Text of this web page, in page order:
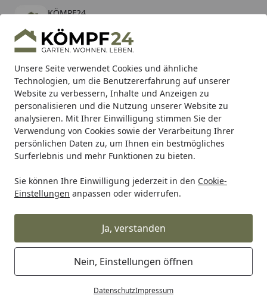
Unsere Seite verwendet Cookies und ähnliche
Technologien, um die Benutzererfahrung auf unserer
Website zu verbessern, Inhalte und Anzeigen zu
personalisieren und die Nutzung unserer Website zu
analysieren. Mit Ihrer Einwilligung stimmen Sie der
Verwendung von Cookies sowie der Verarbeitung Ihrer
persönlichen Daten zu, um Ihnen ein bestmögliches
Surferlebnis und mehr Funktionen zu bieten.
Sie können Ihre Einwilligung jederzeit in den Cookie-
Einstellungen anpassen oder widerrufen.
Ja, verstanden
Nein, Einstellungen öffnen
DatenschutzImpressum
KÖMPF24
kostenlos - Im App Store
Hotline
Alle Produkte
Mein Konto
Suchen
Karibu Pools inkl. gratis Sandfilteranlage & Pool-
Starterset (Gesamtwert bis 468,99€)
Startseite
Beko Beko Klebstoffe beko Tackcon Flexibler Hightec-
beko Tackcon Flexibler Hightec-
Kleber Superflex, 600 ml grau